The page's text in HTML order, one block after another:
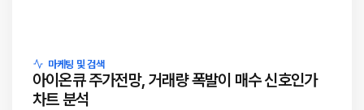
마케팅 및 검색
아이온큐 주가전망, 거래량 폭발이 매수 신호인가
차트 분석